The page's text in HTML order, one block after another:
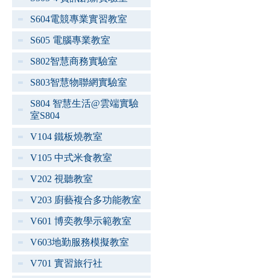
S604電競專業實習教室
S605 電腦專業教室
S802智慧商務實驗室
S803智慧物聯網實驗室
S804 智慧生活@雲端實驗
室S804
V104 鐵板燒教室
V105 中式米食教室
V202 視聽教室
V203 廚藝複合多功能教室
V601 博奕教學示範教室
V603地勤服務模擬教室
V701 實習旅行社